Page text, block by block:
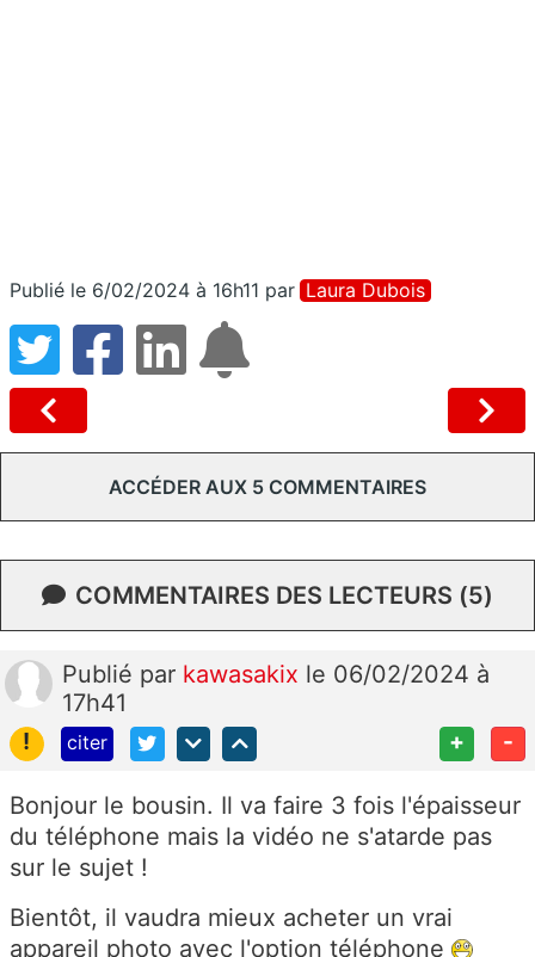
Publié le 6/02/2024 à 16h11 par Laura Dubois
ACCÉDER AUX 5 COMMENTAIRES
COMMENTAIRES DES LECTEURS (5)
Publié par kawasakix le 06/02/2024 à
17h41
!
citer + -
Bonjour le bousin. Il va faire 3 fois l'épaisseur
du téléphone mais la vidéo ne s'atarde pas
sur le sujet !
Bientôt, il vaudra mieux acheter un vrai
appareil photo avec l'option téléphone